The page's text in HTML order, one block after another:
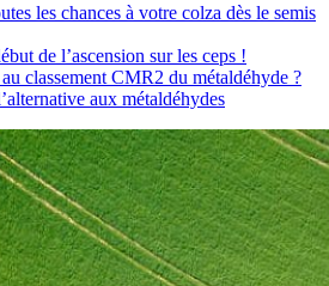
les chances à votre colza dès le semis
de l’ascension sur les ceps !
classement CMR2 du métaldéhyde ?
aux métaldéhydes